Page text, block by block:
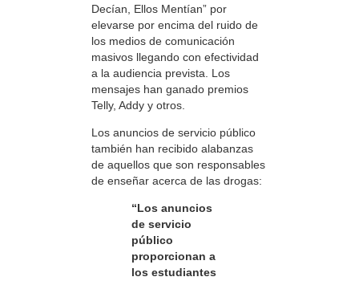
Decían, Ellos Mentían” por
elevarse por encima del ruido de
los medios de comunicación
masivos llegando con efectividad
a la audiencia prevista. Los
mensajes han ganado premios
Telly, Addy y otros.
Los anuncios de servicio público
también han recibido alabanzas
de aquellos que son responsables
de enseñar acerca de las drogas:
“Los anuncios
de servicio
público
proporcionan a
los estudiantes